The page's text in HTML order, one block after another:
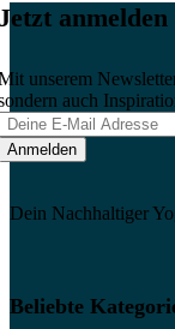
unserem
auch
Dein Nachhaltiger
Beliebte